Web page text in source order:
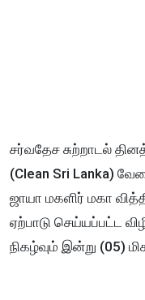
சர்வதேச சுற்றாடல்
(Clean Sri Lanka)
ஜாயா மகளிர் மகா
ஏற்பாடு செய்யப்பட்ட
நிகழ்வும் இன்று (05)